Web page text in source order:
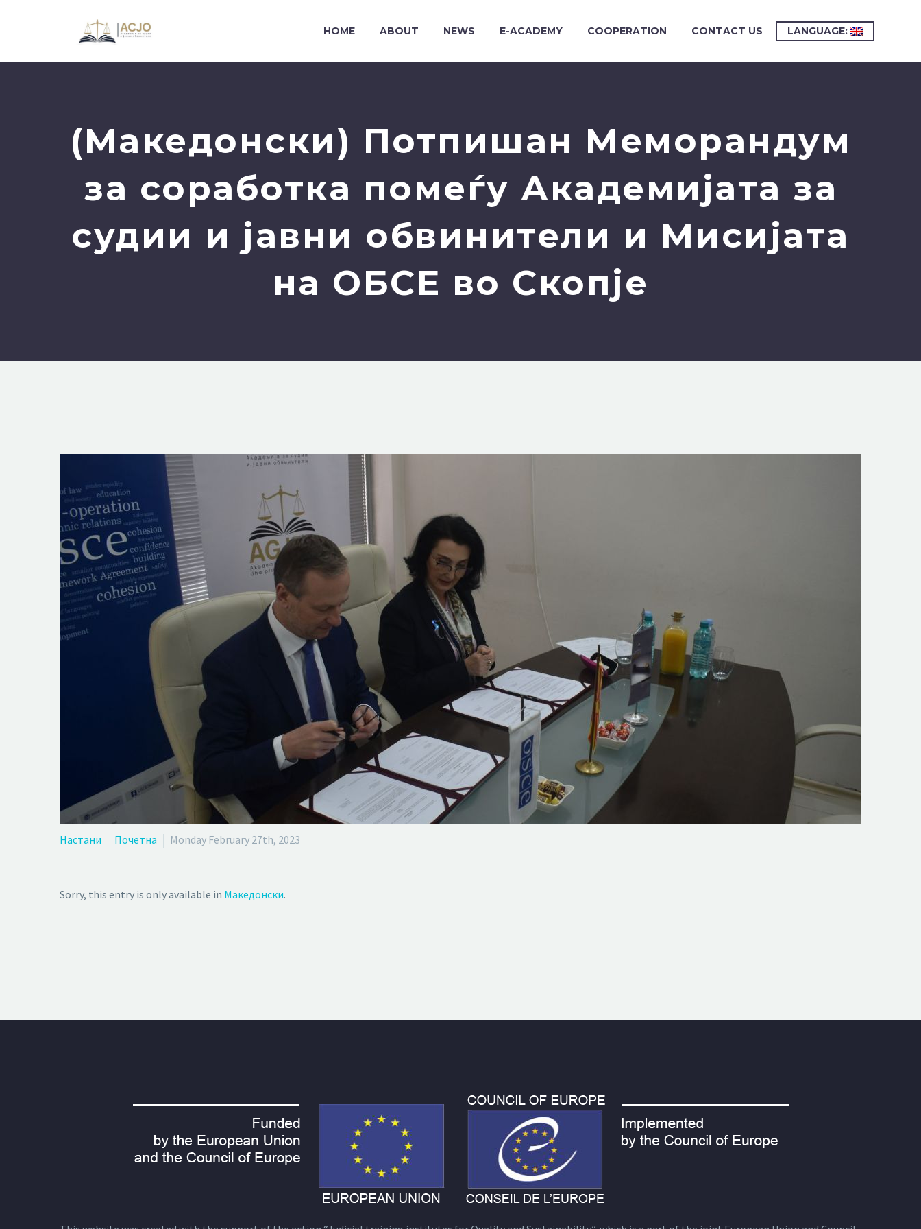
HOME ABOUT NEWS E-ACADEMY COOPERATION CONTACT US LANGUAGE:
(Македонски) Потпишан Меморандум
за соработка помеѓу Академијата за
судии и јавни обвинители и Мисијата
на ОБСЕ во Скопје
Настани Почетна Monday February 27th, 2023
Sorry, this entry is only available in Македонски.